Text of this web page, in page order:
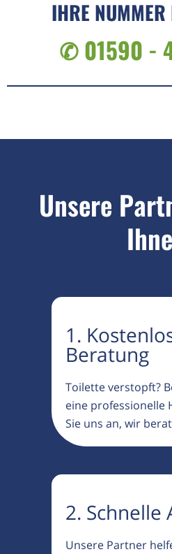
IHRE NUMMER
✆ 01590 -
Unsere
1.
Beratung
Toilette verstopft?
eine professionelle
Sie uns an, wir
2. Schnelle
Unsere Partner